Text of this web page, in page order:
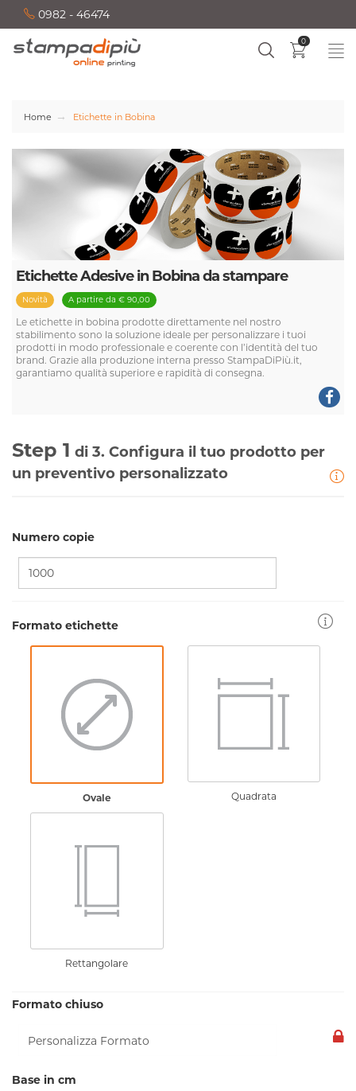
0982 - 46474
0
Home Etichette in Bobina
Etichette Adesive in Bobina da stampare
Novità A partire da € 90,00
Le etichette in bobina prodotte direttamente nel nostro
stabilimento sono la soluzione ideale per personalizzare i tuoi
prodotti in modo professionale e coerente con l’identità del tuo
brand. Grazie alla produzione interna presso StampaDiPiù.it,
garantiamo qualità superiore e rapidità di consegna.
Step 1 di 3. Configura il tuo prodotto per
un preventivo personalizzato
Numero copie
Formato etichette
Ovale Quadrata
Rettangolare
Formato chiuso
Base in cm